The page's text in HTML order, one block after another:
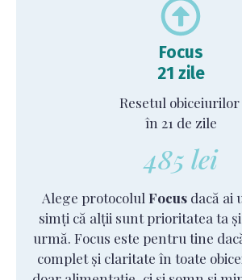
Focus
21 zile
Resetul obiceiurilor
în 21 de zile
485 lei
Alege protocolul Focus dacă ai
simți că alții sunt prioritatea ta
urmă. Focus este pentru tine
complet și claritate în toate